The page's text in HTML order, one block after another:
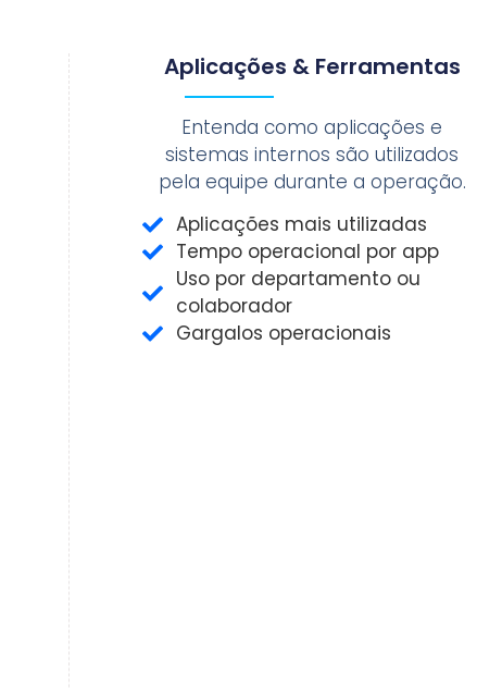
Aplicações & Ferramentas
Entenda como aplicações e
sistemas internos são utilizados
pela equipe durante a operação.
Aplicações mais utilizadas
Tempo operacional por app
Uso por departamento ou
colaborador
Gargalos operacionais